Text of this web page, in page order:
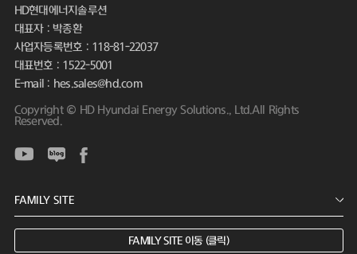
HD현대에너지솔루션
대표자 : 박종환
사업자등록번호 : 118-81-22037
대표번호 : 1522-5001
E-mail : hes.sales@hd.com
Copyright © HD Hyundai Energy Solutions., Ltd.All Rights
Reserved.
FAMILY SITE 이동 (클릭)